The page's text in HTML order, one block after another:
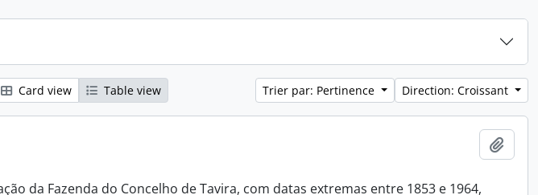
Card view Table view Trier par: Pertinence Direction: Croissant
da Fazenda do Concelho de Tavira, com datas extremas entre 1853 e 1964,